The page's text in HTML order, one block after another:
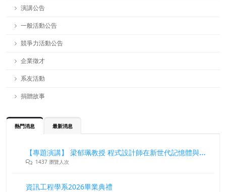
演講公告
一般活動公告
競爭力活動公告
企業徵才
系友活動
捐贈故事
熱門消息 最新消息
【專題演講】 梁郁珮教授 程式設計師在新世代記憶體與儲存系統中的角色與挑戰
1437 瀏覽人次
資訊工程學系2026畢業典禮